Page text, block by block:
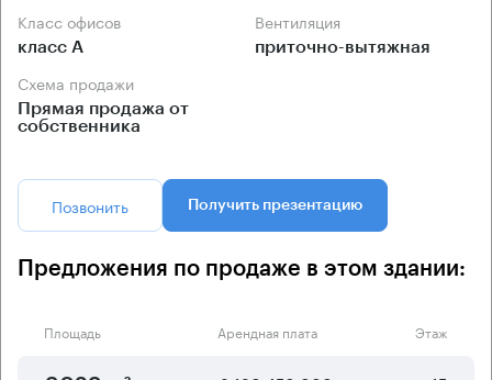
Класс офисов
класс А
Вентиляция
приточно-вытяжная
Схема продажи
Прямая продажа от
собственника
Позвонить Получить презентацию
Предложения по продаже в этом здании:
Площадь Арендная плата Этаж